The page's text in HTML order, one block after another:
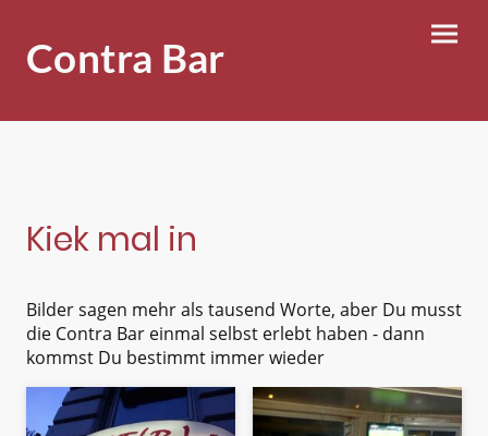
Contra Bar
Kiek mal in
Bilder sagen mehr als tausend Worte, aber Du musst
die Contra Bar einmal selbst erlebt haben - dann
kommst Du bestimmt immer wieder